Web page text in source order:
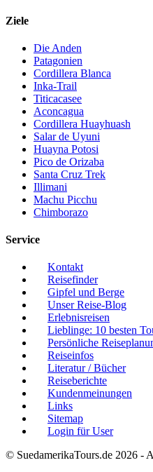
Ziele
Die Anden
Patagonien
Cordillera Blanca
Inka-Trail
Titicacasee
Aconcagua
Cordillera Huayhuash
Salar de Uyuni
Huayna Potosi
Pico de Orizaba
Santa Cruz Trek
Illimani
Machu Picchu
Chimborazo
Service
Kontakt
Reisefinder
Gipfel und Berge
Unser Reise-Blog
Erlebnisreisen
Lieblinge: 10 besten
Persönliche
Reiseinfos
Literatur / Bücher
Reiseberichte
Kundenmeinungen
Links
Sitemap
Login für User
© SuedamerikaTours.de 2026 -